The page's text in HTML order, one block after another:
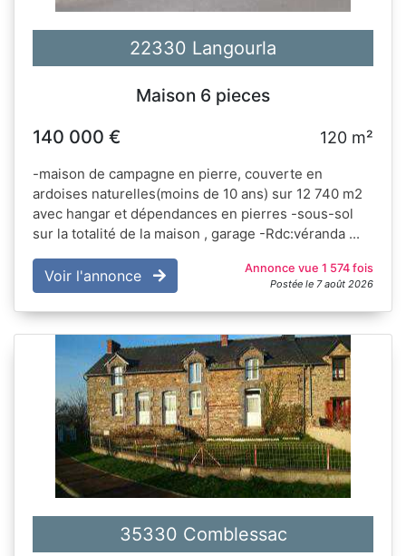
22330 Langourla
Maison 6 pieces
140 000 €
120 m²
-maison de campagne en pierre, couverte en
ardoises naturelles(moins de 10 ans) sur 12 740 m2
avec hangar et dépendances en pierres -sous-sol
sur la totalité de la maison , garage -Rdc:véranda ...
Voir l'annonce Annonce vue 1 574 fois
Postée le 7 août 2026
35330 Comblessac